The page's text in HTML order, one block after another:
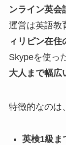
ンライン英会
運営は英語教
ィリピン在住
Skypeを使っ
大人まで幅広
特徴的なのは
英検1級ま